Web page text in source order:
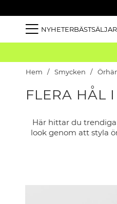
NYHETER
Hem Smycken
FLERA HÅL
Här hittar du
look genom att styla